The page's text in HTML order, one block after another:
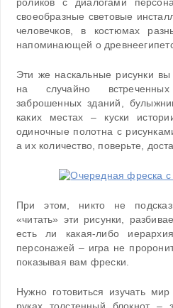
роликов с диалогами
своеобразные световые
человечков, в костюмах
напоминающей о
Эти же наскальные рисунки
на случайно
заброшенных зданий,
каких местах – куски
одиночные полотна с
а их количество, поверьте,
При этом, никто не
«читать» эти рисунки,
есть ли какая-либо
персонажей – игра не
показывая вам фрески.
Нужно готовиться изучать